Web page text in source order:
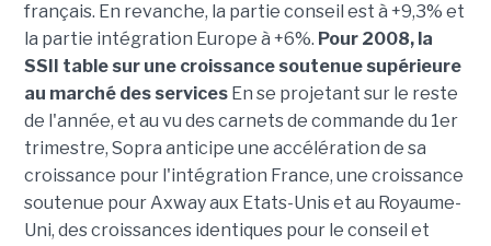
français. En revanche, la partie conseil est à +9,3% et
la partie intégration Europe à +6%. Pour 2008, la
SSII table sur une croissance soutenue supérieure
au marché des servicesEn se projetant sur le reste
de l'année, et au vu des carnets de commande du 1er
trimestre, Sopra anticipe une accélération de sa
croissance pour l'intégration France, une croissance
soutenue pour Axway aux Etats-Unis et au Royaume-
Uni, des croissances identiques pour le conseil et